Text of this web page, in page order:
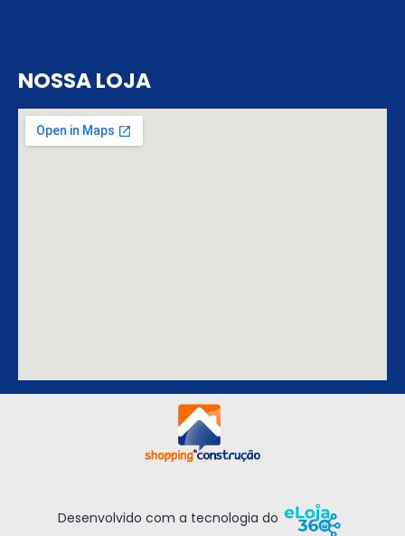
NOSSA LOJA
Desenvolvido com a tecnologia do